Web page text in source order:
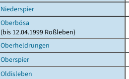
Niederspier
Oberbösa
(bis 12.04.1999 Roßleben)
Oberheldrungen
Oberspier
Oldisleben